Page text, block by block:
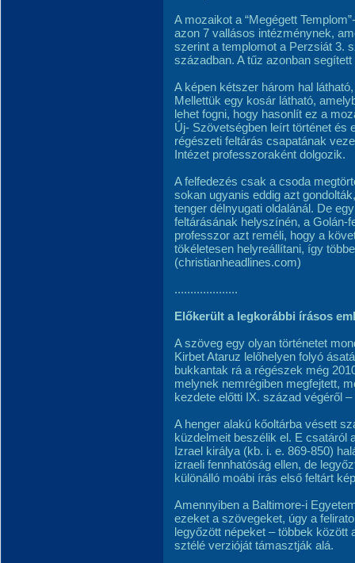
A mozaikot a “Megégett
azon 7 vallásos intézménynek,
szerint a templomot a Perzsiát 3.
században. A tűz azonban
A képen kétszer három hal
Mellettük egy kosár látható,
lehet fogni, hogy hasonlít ez a
Új- Szövetségben leírt történet és
régészeti feltárás csapatának
Intézet professzoraként dolgozik.
A felfedezés csak a csoda
sokan ugyanis eddig azt
tenger délnyugati oldalánál. De
feltárásának helyszínén, a Golán-
professzor azt reméli, hogy a
tökéletesen helyreállítani, így
(christianheadlines.com)
....................
Előkerült a legkorábbi írásos
A szöveg egy olyan történetet
Kirbet Ataruz lelőhelyen folyó
bukkantak rá a régészek még
melynek nemrégiben megfejtett,
kezdete előtti IX. század végéről
A henger alakú kőoltárba vésett
küzdelmeit beszélik el. E csatáról
Izrael királya (kb. i. e. 869-850)
izraeli fennhatóság ellen, de
különálló moábi írás első feltárt
Amennyiben a Baltimore-i
ezeket a szövegeket, úgy a
legyőzött népeket – többek
sztélé verzióját támasztják alá.